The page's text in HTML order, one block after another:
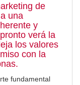
de
una
y
verá la
los valores
con la
fundamental